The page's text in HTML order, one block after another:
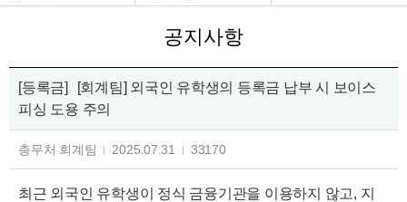
공지사항
[등록금]
[회계팀] 외국인 유학생의 등록금 납부 시 보이스
피싱 도용 주의
총무처 회계팀 2025.07.31 33170
최근 외국인 유학생이 정식 금융기관을 이용하지 않고, 지